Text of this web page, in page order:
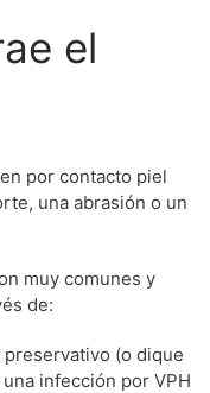
el
por contacto piel
una abrasión o un
muy comunes y
de:
(o dique
infección por VPH